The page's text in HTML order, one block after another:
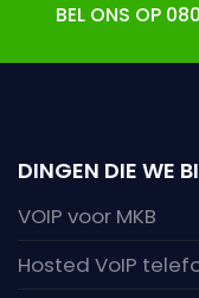
BEL ONS OP
DINGEN DIE WE
VOIP voor MKB
Hosted VoIP